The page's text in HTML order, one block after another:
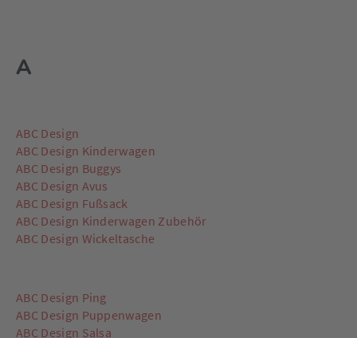
A
ABC Design
ABC Design Kinderwagen
ABC Design Buggys
ABC Design Avus
ABC Design Fußsack
ABC Design Kinderwagen Zubehör
ABC Design Wickeltasche
ABC Design Ping
ABC Design Puppenwagen
ABC Design Salsa